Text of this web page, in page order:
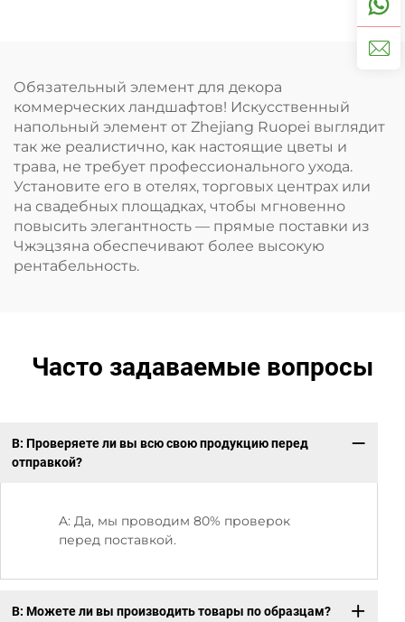
Обязательный элемент для декора
коммерческих ландшафтов! Искусственный
напольный элемент от Zhejiang Ruopei выглядит
так же реалистично, как настоящие цветы и
трава, не требует профессионального ухода.
Установите его в отелях, торговых центрах или
на свадебных площадках, чтобы мгновенно
повысить элегантность — прямые поставки из
Чжэцзяна обеспечивают более высокую
рентабельность.
Часто задаваемые вопросы
В: Проверяете ли вы всю свою продукцию перед
отправкой?
A: Да, мы проводим 80% проверок
перед поставкой.
В: Можете ли вы производить товары по образцам?